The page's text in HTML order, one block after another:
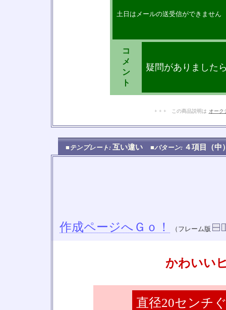
土日はメールの送受信ができません
コ
メ
ン
ト
疑問がありました
+ + + この商品説明は オーク
■テンプレート: 互い違い ■パターン: ４項目（
作成ページへＧｏ！ （フレーム版
かわいい
直径20センチ